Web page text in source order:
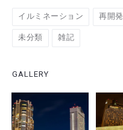
イルミネーション 再開発
未分類 雑記
GALLERY